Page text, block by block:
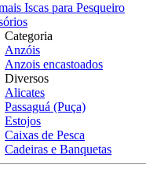
Iscas para Pesqueiro
Categoria
Anzóis
Anzois encastoados
Diversos
Alicates
Passaguá (Puça)
Estojos
Caixas de Pesca
Cadeiras e Banquetas